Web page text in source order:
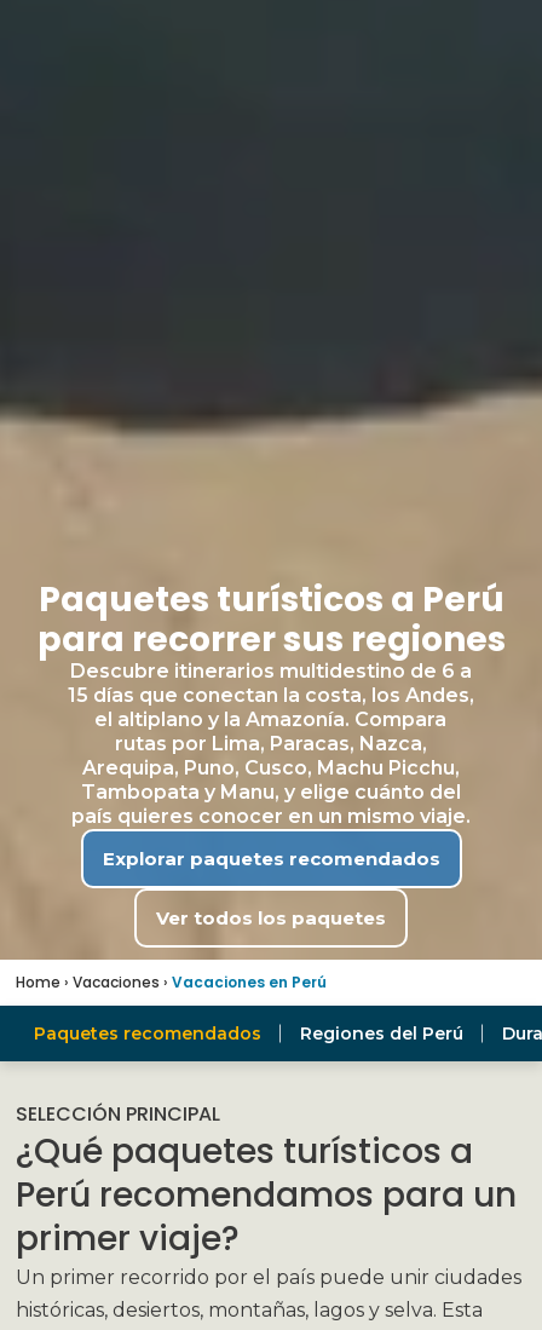
Paquetes turísticos a Perú
para recorrer sus regiones
Descubre itinerarios multidestino de 6 a
15 días que conectan la costa, los Andes,
el altiplano y la Amazonía. Compara
rutas por Lima, Paracas, Nazca,
Arequipa, Puno, Cusco, Machu Picchu,
Tambopata y Manu, y elige cuánto del
país quieres conocer en un mismo viaje.
Explorar paquetes recomendados
Ver todos los paquetes
Home ›Vacaciones ›Vacaciones en Perú
Paquetes recomendados Regiones del Perú
SELECCIÓN PRINCIPAL
¿Qué paquetes turísticos a
Perú recomendamos para un
primer viaje?
Un primer recorrido por el país puede unir ciudades
históricas, desiertos, montañas, lagos y selva. Esta